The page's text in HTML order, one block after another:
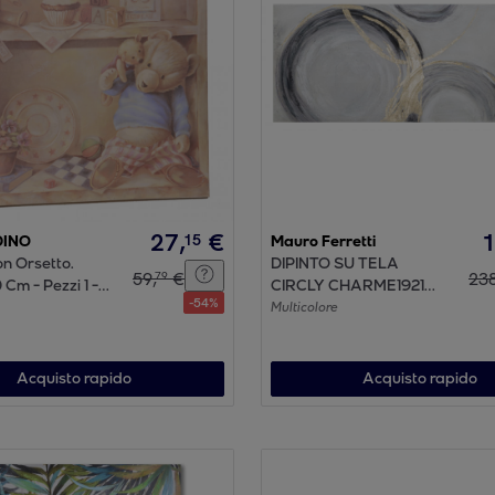
Orsetto.
- Pezzi 1 -
- Colore:
27,15 €
59,79 €
-54%
Acquisto rapido
Mauro Ferretti
DIPINTO SU TELA
CIRCLY CHARME1921
MULTIXOLORE
Multicolore
Acquisto rapido